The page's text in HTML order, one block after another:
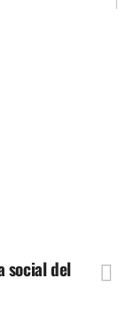
social del